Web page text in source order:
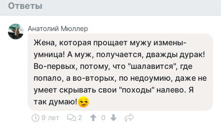
Ответы
Анатолий Мюллер
Жена, которая прощает мужу измены-
умница! А муж, получается, дважды дурак!
Во-первых, потому, что "шалавится", где
попало, а во-вторых, по недоумию, даже не
умеет скрывать свои "походы" налево. Я
так думаю!
9 лет 2
0